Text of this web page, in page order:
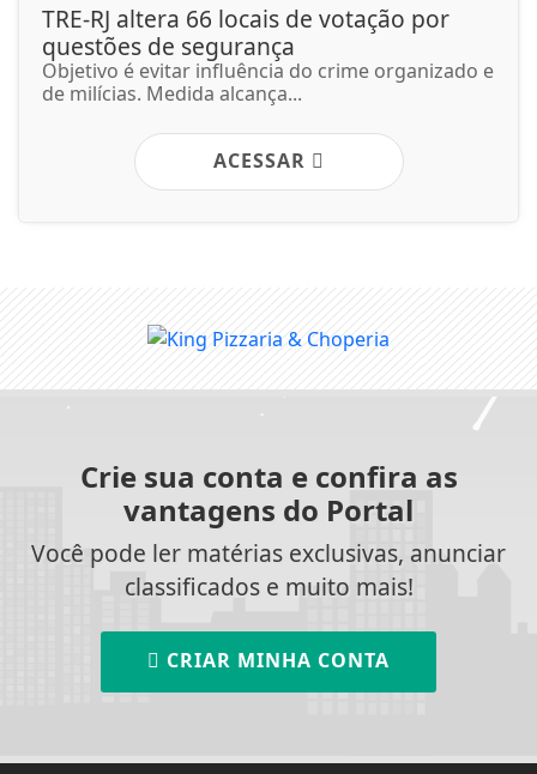
TRE-RJ altera 66 locais de votação por
questões de segurança
Objetivo é evitar influência do crime organizado e
de milícias. Medida alcança...
ACESSAR
Crie sua conta e confira as
vantagens do Portal
Você pode ler matérias exclusivas, anunciar
classificados e muito mais!
CRIAR MINHA CONTA